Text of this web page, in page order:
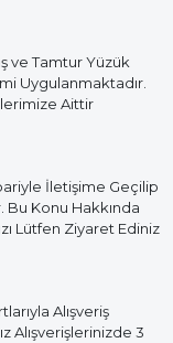
ve Tamtur Yüzük
Uygulanmaktadır.
Aittir
İletişime Geçilip
Bu Konu Hakkında
Lütfen Ziyaret Ediniz
Alışveriş
Alışverişlerinizde 3